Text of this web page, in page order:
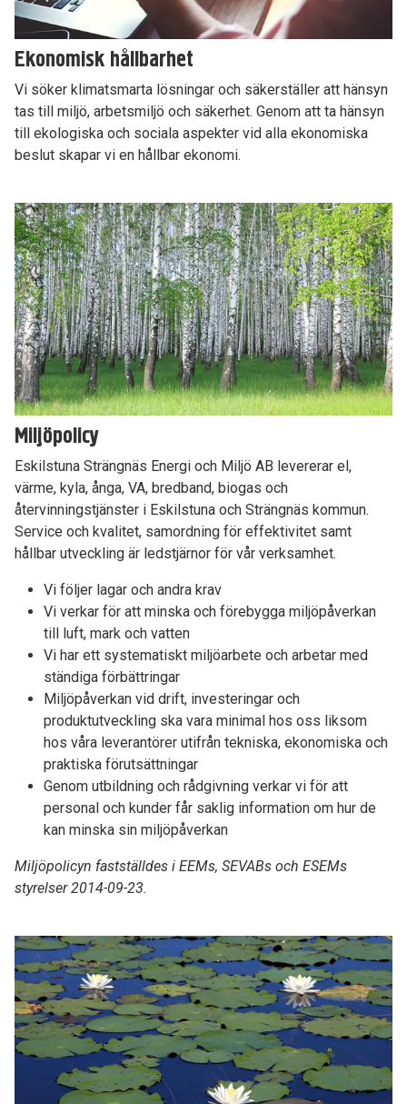
Ekonomisk hållbarhet
Vi söker klimatsmarta lösningar och säkerställer att hänsyn
tas till miljö, arbetsmiljö och säkerhet. Genom att ta hänsyn
till ekologiska och sociala aspekter vid alla ekonomiska
beslut skapar vi en hållbar ekonomi.
Miljöpolicy
Eskilstuna Strängnäs Energi och Miljö AB levererar el,
värme, kyla, ånga, VA, bredband, biogas och
återvinningstjänster i Eskilstuna och Strängnäs kommun.
Service och kvalitet, samordning för effektivitet samt
hållbar utveckling är ledstjärnor för vår verksamhet.
Vi följer lagar och andra krav
Vi verkar för att minska och förebygga miljöpåverkan
till luft, mark och vatten
Vi har ett systematiskt miljöarbete och arbetar med
ständiga förbättringar
Miljöpåverkan vid drift, investeringar och
produktutveckling ska vara minimal hos oss liksom
hos våra leverantörer utifrån tekniska, ekonomiska och
praktiska förutsättningar
Genom utbildning och rådgivning verkar vi för att
personal och kunder får saklig information om hur de
kan minska sin miljöpåverkan
Miljöpolicyn fastställdes i EEMs, SEVABs och ESEMs
styrelser 2014-09-23.